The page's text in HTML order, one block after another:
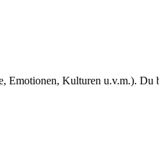
Emotionen, Kulturen u.v.m.).